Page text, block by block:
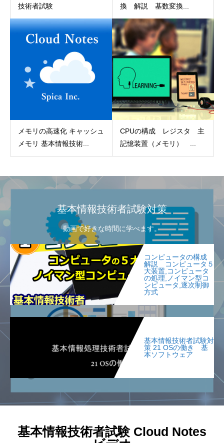
技術者試験
換 解説 基数変換...
メモリの高速化 キャッシュ
メモリ 基本情報技術...
CPUの構成 レジスタ 主
記憶装置（メモリ） ...
基本情報技術者試験対策
動画で好きな時間に学べます。
コンピュータの構成
解説 コンピュータ５
大装置,コンピュータ
の処理,ノイマン型コ
ンピュータ,逐次制御
方式
基本情報技術者試験対
策 21 OSの働き 基
本ソフトウェア
基本情報技術者試験 Cloud Notes